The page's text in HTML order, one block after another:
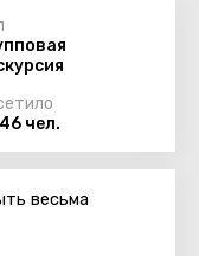
чел.
весьма